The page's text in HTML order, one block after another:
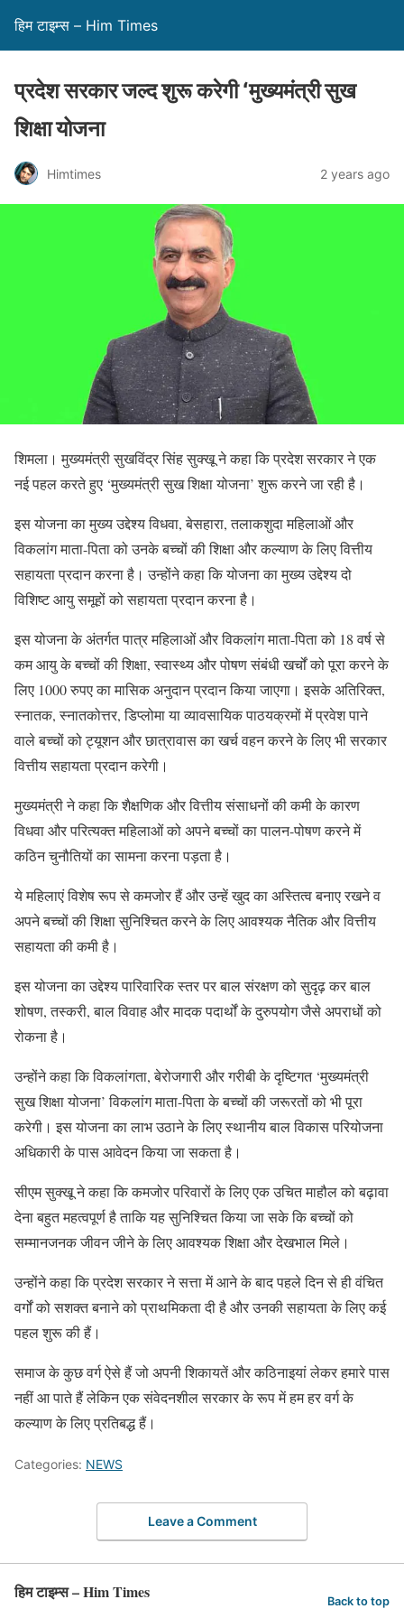
हिम टाइम्स – Him Times
प्रदेश सरकार जल्द शुरू करेगी ‘मुख्यमंत्री सुख
शिक्षा योजना
Himtimes 2 years ago
शिमला। मुख्यमंत्री सुखविंद्र सिंह सुक्खू ने कहा कि प्रदेश सरकार ने एक
नई पहल करते हुए ‘मुख्यमंत्री सुख शिक्षा योजना’ शुरू करने जा रही है।
इस योजना का मुख्य उद्देश्य विधवा, बेसहारा, तलाकशुदा महिलाओं और
विकलांग माता-पिता को उनके बच्चों की शिक्षा और कल्याण के लिए वित्तीय
सहायता प्रदान करना है। उन्होंने कहा कि योजना का मुख्य उद्देश्य दो
विशिष्ट आयु समूहों को सहायता प्रदान करना है।
इस योजना के अंतर्गत पात्र महिलाओं और विकलांग माता-पिता को 18 वर्ष से
कम आयु के बच्चों की शिक्षा, स्वास्थ्य और पोषण संबंधी खर्चों को पूरा करने के
लिए 1000 रुपए का मासिक अनुदान प्रदान किया जाएगा। इसके अतिरिक्त,
स्नातक, स्नातकोत्तर, डिप्लोमा या व्यावसायिक पाठयक्रमों में प्रवेश पाने
वाले बच्चों को ट्यूशन और छात्रावास का खर्च वहन करने के लिए भी सरकार
वित्तीय सहायता प्रदान करेगी।
मुख्यमंत्री ने कहा कि शैक्षणिक और वित्तीय संसाधनों की कमी के कारण
विधवा और परित्यक्त महिलाओं को अपने बच्चों का पालन-पोषण करने में
कठिन चुनौतियों का सामना करना पड़ता है।
ये महिलाएं विशेष रूप से कमजोर हैं और उन्हें खुद का अस्तित्व बनाए रखने व
अपने बच्चों की शिक्षा सुनिश्चित करने के लिए आवश्यक नैतिक और वित्तीय
सहायता की कमी है।
इस योजना का उद्देश्य पारिवारिक स्तर पर बाल संरक्षण को सुदृढ़ कर बाल
शोषण, तस्करी, बाल विवाह और मादक पदार्थों के दुरुपयोग जैसे अपराधों को
रोकना है।
उन्होंने कहा कि विकलांगता, बेरोजगारी और गरीबी के दृष्टिगत ‘मुख्यमंत्री
सुख शिक्षा योजना’ विकलांग माता-पिता के बच्चों की जरूरतों को भी पूरा
करेगी। इस योजना का लाभ उठाने के लिए स्थानीय बाल विकास परियोजना
अधिकारी के पास आवेदन किया जा सकता है।
सीएम सुक्खू ने कहा कि कमजोर परिवारों के लिए एक उचित माहौल को बढ़ावा
देना बहुत महत्वपूर्ण है ताकि यह सुनिश्चित किया जा सके कि बच्चों को
सम्मानजनक जीवन जीने के लिए आवश्यक शिक्षा और देखभाल मिले।
उन्होंने कहा कि प्रदेश सरकार ने सत्ता में आने के बाद पहले दिन से ही वंचित
वर्गों को सशक्त बनाने को प्राथमिकता दी है और उनकी सहायता के लिए कई
पहल शुरू की हैं।
समाज के कुछ वर्ग ऐसे हैं जो अपनी शिकायतें और कठिनाइयां लेकर हमारे पास
नहीं आ पाते हैं लेकिन एक संवेदनशील सरकार के रूप में हम हर वर्ग के
कल्याण के लिए प्रतिबद्ध हैं।
Categories: NEWS
Leave a Comment
हिम टाइम्स – Him Times Back to top